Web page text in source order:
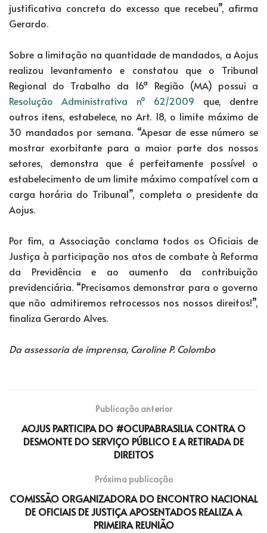
justificativa concreta do excesso que recebeu”, afirma
Gerardo.
Sobre a limitação na quantidade de mandados, a Aojus
realizou levantamento e constatou que o Tribunal
Regional do Trabalho da 16ª Região (MA) possui a
Resolução Administrativa nº 62/2009 que, dentre
outros itens, estabelece, no Art. 18, o limite máximo de
30 mandados por semana. “Apesar de esse número se
mostrar exorbitante para a maior parte dos nossos
setores, demonstra que é perfeitamente possível o
estabelecimento de um limite máximo compatível com a
carga horária do Tribunal”, completa o presidente da
Aojus.
Por fim, a Associação conclama todos os Oficiais de
Justiça à participação nos atos de combate à Reforma
da Previdência e ao aumento da contribuição
previdenciária. “Precisamos demonstrar para o governo
que não admitiremos retrocessos nos nossos direitos!”,
finaliza Gerardo Alves.
Da assessoria de imprensa, Caroline P. Colombo
Publicação anterior
AOJUS PARTICIPA DO #OCUPABRASILIA CONTRA O
DESMONTE DO SERVIÇO PÚBLICO E A RETIRADA DE
DIREITOS
Próxima publicação
COMISSÃO ORGANIZADORA DO ENCONTRO NACIONAL
DE OFICIAIS DE JUSTIÇA APOSENTADOS REALIZA A
PRIMEIRA REUNIÃO